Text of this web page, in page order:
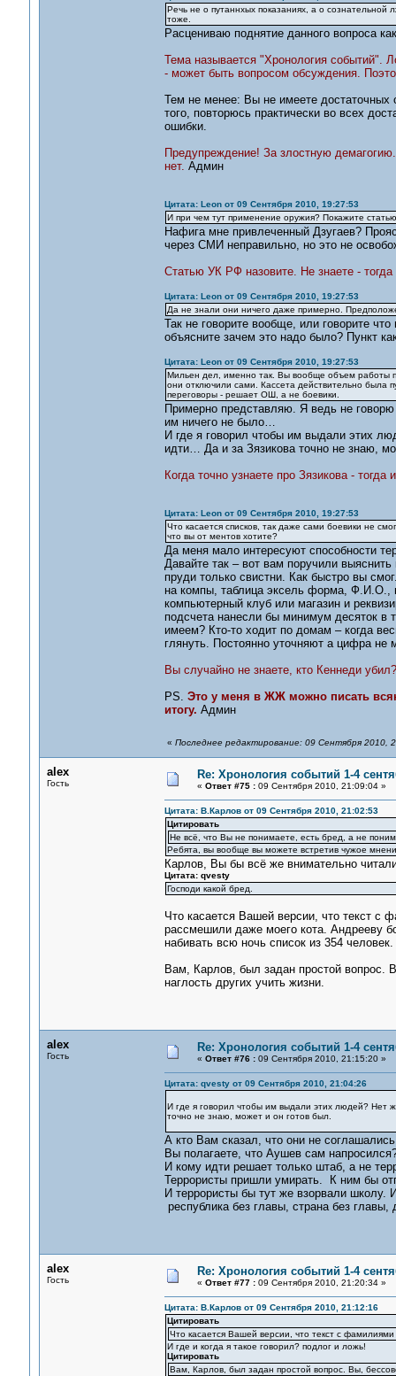
Речь не о путаннхых показаниях, а о
тоже.
Расцениваю поднятие данного вопроса
Тема называется "Хронология событий".
- может быть вопросом обсуждения.
Тем не менее: Вы не имеете достаточных
того, повторюсь практически во всех
ошибки.
Предупреждение! За злостную
нет. Админ
Цитата: Leon от 09 Сентября 2010, 19:27:53
И при чем тут применение оружия? Покажите
Нафига мне привлеченный Дзугаев?
через СМИ неправильно, но это не
Статью УК РФ назовите. Не знаете - тогда
Цитата: Leon от 09 Сентября 2010, 19:27:53
Да не знали они ничего даже примерно.
Так не говорите вообще, или говорите
объясните зачем это надо было? Пункт
Цитата: Leon от 09 Сентября 2010, 19:27:53
Мильен дел, именно так. Вы вообще объем работы
они отключили сами. Кассета действительно была
переговоры - решает ОШ, а не боевики.
Примерно представляю. Я ведь не
им ничего не было…
И где я говорил чтобы им выдали этих
идти… Да и за Зязикова точно не знаю,
Когда точно узнаете про Зязикова - тогда
Цитата: Leon от 09 Сентября 2010, 19:27:53
Что касается списков, так даже сами боевики не
что вы от ментов хотите?
Да меня мало интересуют способности
Давайте так – вот вам поручили
пруди только свистни. Как быстро вы
на компы, таблица эксель форма, Ф.И.О.,
компьютерный клуб или магазин и
подсчета нанесли бы минимум десяток
имеем? Кто-то ходит по домам – когда
глянуть. Постоянно уточняют а цифра не
Вы случайно не знаете, кто Кеннеди убил?
PS. Это у меня в ЖЖ можно писать
итогу. Админ
« Последнее редактирование: 09 Сентября 2010,
alex
Гость
Re: Хронология событий 1-4
« Ответ #75 :09 Сентября 2010, 21:09:04 »
Цитата: В.Карлов от 09 Сентября 2010, 21:02:53
Цитировать
Не всё, что Вы не понимаете, есть бред, а не
Ребята, вы вообще вы можете встретив чужое
Карлов, Вы бы всё же внимательно
Цитата: qvesty
Господи какой бред.
Что касается Вашей версии, что текст с
рассмешили даже моего кота. Андрееву
набивать всю ночь список из 354 человек.
Вам, Карлов, был задан простой вопрос.
наглость других учить жизни.
alex
Гость
Re: Хронология событий 1-4
« Ответ #76 :09 Сентября 2010, 21:15:20 »
Цитата: qvesty от 09 Сентября 2010, 21:04:26
И где я говорил чтобы им выдали этих людей? Нет
точно не знаю, может и он готов был.
А кто Вам сказал, что они не
Вы полагаете, что Аушев сам
И кому идти решает только штаб, а не
Террористы пришли умирать. К ним бы
И террористы бы тут же взорвали школу.
республика без главы, страна без главы,
alex
Гость
Re: Хронология событий 1-4
« Ответ #77 :09 Сентября 2010, 21:20:34 »
Цитата: В.Карлов от 09 Сентября 2010, 21:12:16
Цитировать
Что касается Вашей версии, что текст с
И где и когда я такое говорил? подлог и ложь!
Цитировать
Вам, Карлов, был задан простой вопрос. Вы,